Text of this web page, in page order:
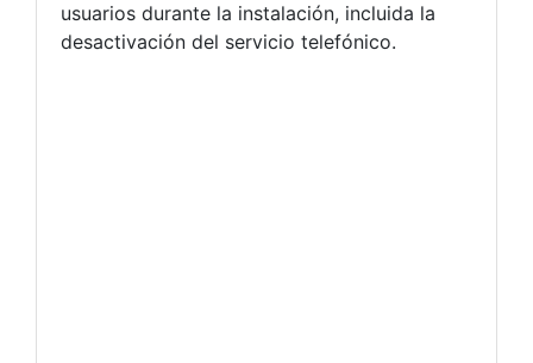
usuarios durante la instalación, incluida la
desactivación del servicio telefónico.